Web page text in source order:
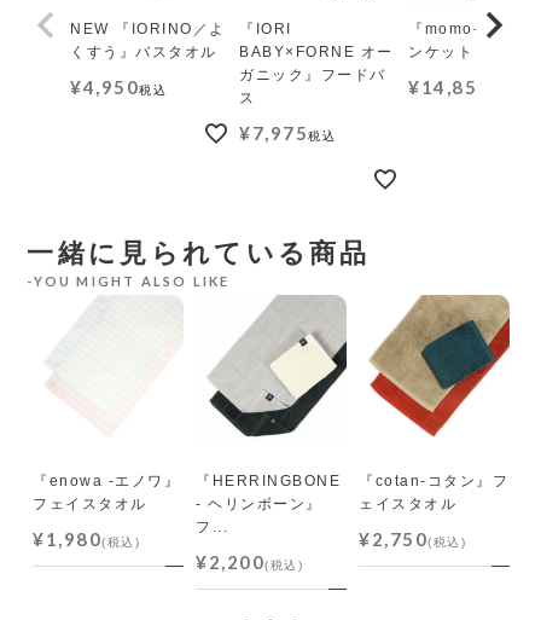
NEW 『IORINO／よ
くすう』バスタオル
¥4,950税込
『IORI
BABY×FORNE オー
ガニック』フードバ
ス
¥7,975税込
『momo-モモ』
ンケット レギュ
¥14,850
一緒に見られている商品
YOU MIGHT ALSO LIKE
『enowa -エノワ』
フェイスタオル
¥1,980(税込)
『HERRINGBONE
- ヘリンボーン』
フ...
¥2,200(税込)
『cotan-コタン』フ
ェイスタオル
¥2,750(税込)